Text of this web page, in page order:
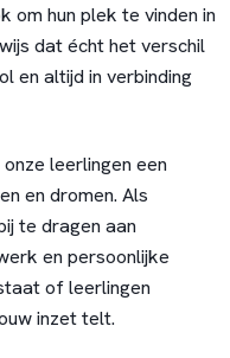
om hun plek te vinden in
dat écht het verschil
en altijd in verbinding
leerlingen een
en dromen. Als
te dragen aan
en persoonlijke
of leerlingen
inzet telt.